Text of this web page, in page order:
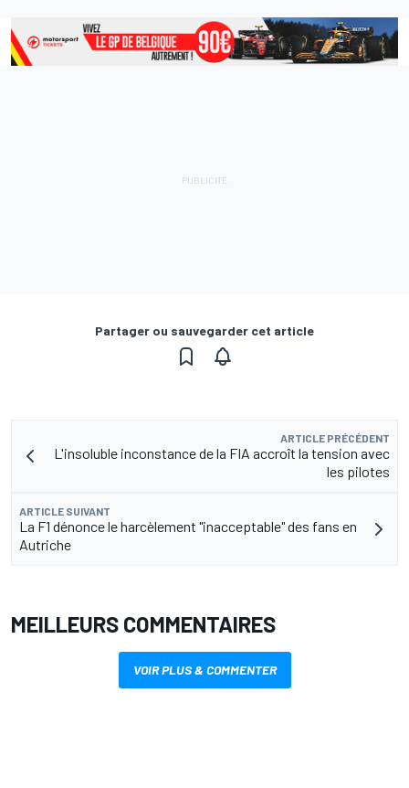
Partager ou sauvegarder cet article
ARTICLE PRÉCÉDENT
L'insoluble inconstance de la FIA accroît la tension avec
les pilotes
ARTICLE SUIVANT
La F1 dénonce le harcèlement "inacceptable" des fans en
Autriche
MEILLEURS COMMENTAIRES
VOIR PLUS & COMMENTER